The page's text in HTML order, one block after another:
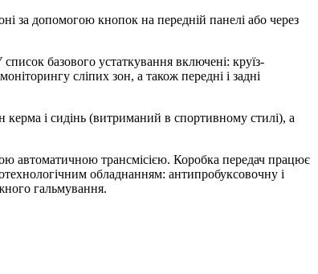
за допомогою кнопок на передній панелі або через
базового устаткування включені: круїз-
сліпих зон, а також передні і задні
керма і сидінь (витриманий в спортивному стилі), а
автоматичною трансмісією. Коробка передач працює
обладнанням: антипробуксовочну і
гальмування.